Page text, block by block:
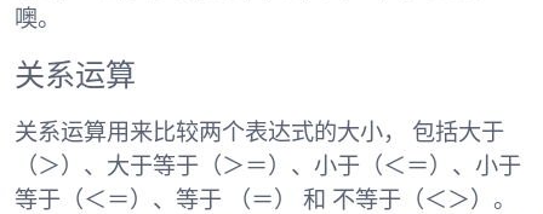
噢。
关系运算
关系运算用来比较两个表达式的大小， 包括大于
（＞） 、 大于等于（＞＝） 、 小于（＜＝） 、 小于
等于（＜＝） 、 等于 （＝） 和 不等于（＜＞） 。